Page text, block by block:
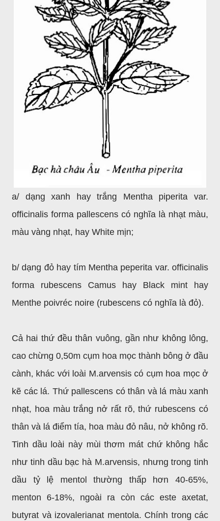
a/ dạng xanh hay trắng Mentha piperita var.
officinalis forma pallescens có nghĩa là nhạt màu,
màu vàng nhạt, hay White mịn;
b/ dạng đỏ hay tím Mentha peperita var. officinalis
forma rubescens Camus hay Black mint hay
Menthe poivréc noire (rubescens có nghĩa là đỏ).
Cả hai thứ đều thân vuông, gần như không lông,
cao chừng 0,50m cụm hoa mọc thành bông ở đầu
cành, khác với loài M.arvensis có cụm hoa mọc ở
kẽ các lá. Thứ pallescens có thân và lá màu xanh
nhạt, hoa màu trắng nở rất rõ, thứ rubescens có
thân và lá điểm tía, hoa màu đỏ nâu, nở không rõ.
Tinh dầu loài này mùi thơm mát chứ không hắc
như tinh dầu bạc hà M.arvensis, nhưng trong tinh
dầu tỷ lệ mentol thường thấp hơn 40-65%,
menton 6-18%, ngoài ra còn các este axetat,
butyrat và izovalerianat mentola. Chính trong các